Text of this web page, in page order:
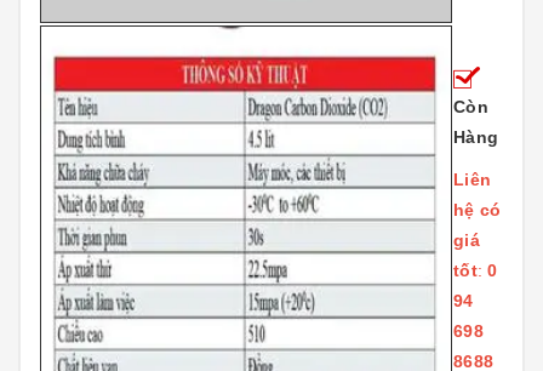
Còn
Hàng
Liên
hệ có
giá
tốt:0
94
698
8688